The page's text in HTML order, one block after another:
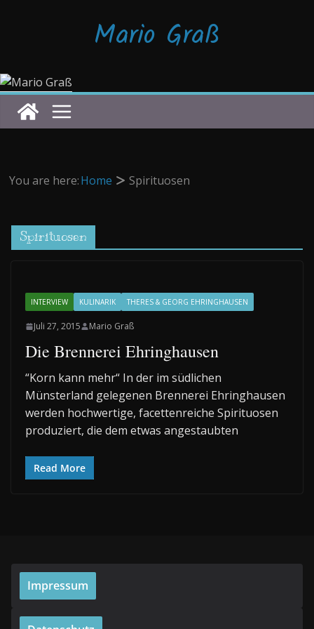
Mario Graß
You are here:Home Spirituosen
Spirituosen
INTERVIEW KULINARIK THERES & GEORG EHRINGHAUSEN
Juli 27, 2015 Mario Graß
Die Brennerei Ehringhausen
“Korn kann mehr“ In der im südlichen
Münsterland gelegenen Brennerei Ehringhausen
werden hochwertige, facettenreiche Spirituosen
produziert, die dem etwas angestaubten
Read More
Impressum